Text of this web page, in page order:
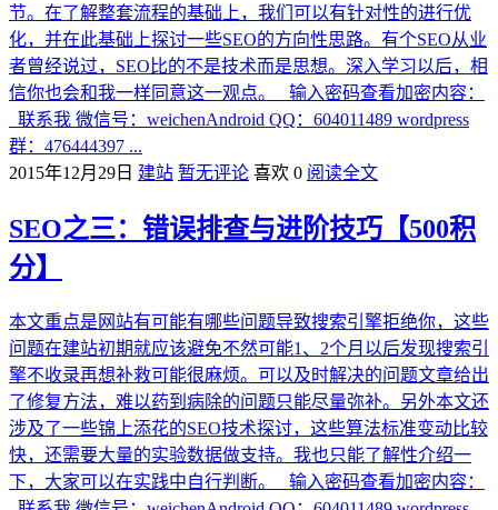
节。在了解整套流程的基础上，我们可以有针对性的进行优
化，并在此基础上探讨一些SEO的方向性思路。有个SEO从业
者曾经说过，SEO比的不是技术而是思想。深入学习以后，相
信你也会和我一样同意这一观点。 输入密码查看加密内容：
联系我 微信号：weichenAndroid QQ：604011489 wordpress
群：476444397 ...
2015年12月29日 建站 暂无评论 喜欢 0 阅读全文
SEO之三：错误排查与进阶技巧【500积
分】
本文重点是网站有可能有哪些问题导致搜索引擎拒绝你，这些
问题在建站初期就应该避免不然可能1、2个月以后发现搜索引
擎不收录再想补救可能很麻烦。可以及时解决的问题文章给出
了修复方法，难以药到病除的问题只能尽量弥补。另外本文还
涉及了一些锦上添花的SEO技术探讨，这些算法标准变动比较
快，还需要大量的实验数据做支持。我也只能了解性介绍一
下，大家可以在实践中自行判断。 输入密码查看加密内容：